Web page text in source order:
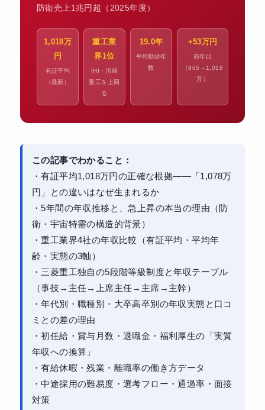
防衛売上1兆円超（2025年度）
1,018万
円
有証平均
（最新）
重工業
界1位
IHI・川崎
重工を上回
る
19.0年
平均勤続年
数
+53万円
前年比
（965→1,018
万）
この記事でわかること：
・有証平均1,018万円の正確な根拠——「1,078万
円」との違いはなぜ生まれるか
・5年間の年収推移と、急上昇の本当の理由（防
衛・宇宙特需の構造的背景）
・重工業界4社の年収比較（有証平均・平均年
齢・実態の3軸）
・三菱重工独自の5段階等級制度と年収テーブル
（事技→主任→上席主任→主席→主幹）
・年代別・職種別・大卒高卒別の年収実態と口コ
ミとの差の理由
・初任給・賞与月数・退職金・福利厚生の「実質
年収への換算」
・有給休暇・残業・離職率の働き方データ
・中途採用の難易度・選考フロー・通過率・面接
対策